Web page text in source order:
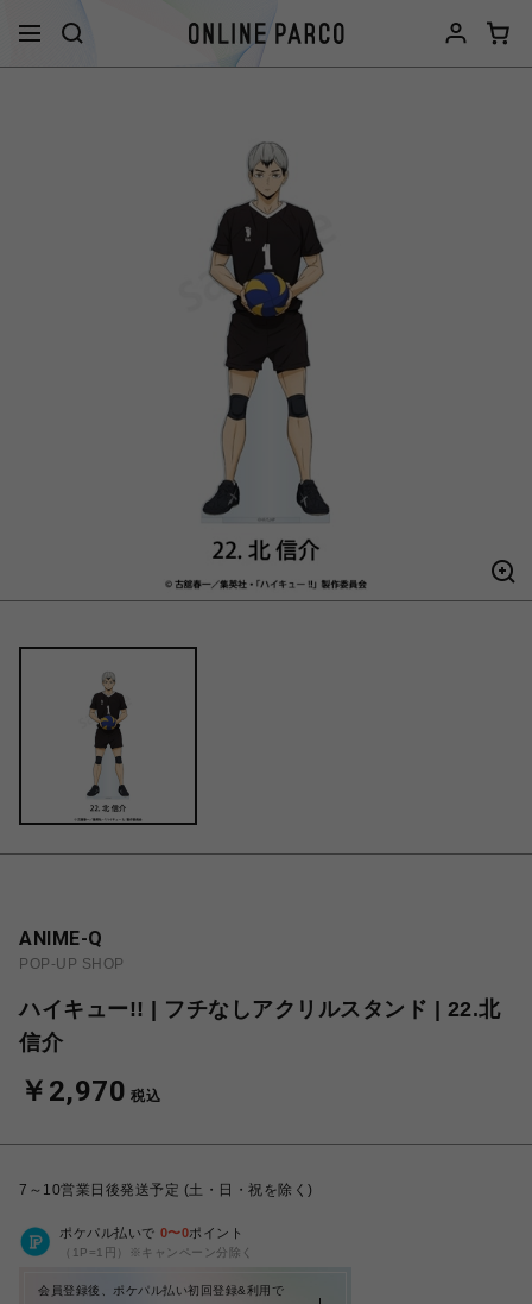
ANIME-Q
POP-UP SHOP
ハイキュー!! | フチなしアクリルスタンド | 22.北
信介
￥2,970 税込
7～10営業日後発送予定 (土・日・祝を除く)
ポケパル払いで 0〜0ポイント
（1P=1円）※キャンペーン分除く
会員登録後、ポケパル払い初回登録&利用で